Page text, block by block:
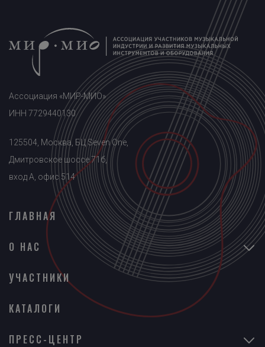
Ассоциация «МИР-МИО»
ИНН 7729440130
125504, Москва, БЦ Seven One,
Дмитровское шоссе 71б,
вход A, офис 514
ГЛАВНАЯ
О НАС
УЧАСТНИКИ
КАТАЛОГИ
ПРЕСС-ЦЕНТР